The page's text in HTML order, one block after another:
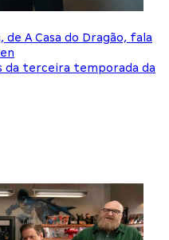
A Casa do Dragão, fala
da terceira temporada da